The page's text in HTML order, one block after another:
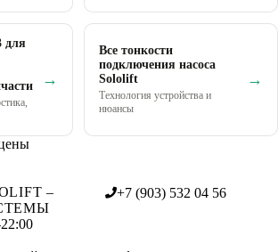
для
→
Все тонкости
подключения насоса
Sololift
Технология устройства и
нюансы
→
–
+7 (903) 532 04 56